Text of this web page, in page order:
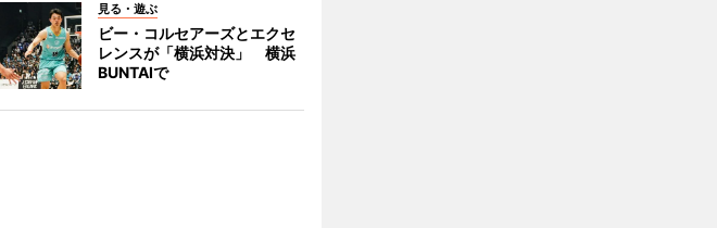
見る・遊ぶ
ビー・コルセアーズとエクセ
レンスが「横浜対決」 横浜
BUNTAIで